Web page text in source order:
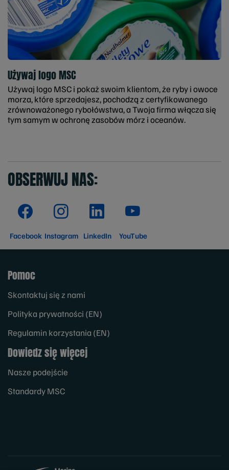
Używaj logo MSC
Używaj logo MSC i pokaż swoim klientom, że ryby i owoce
morza, które sprzedajesz, pochodzą z certyfikowanego
zrównoważonego rybołówstwa, a Twoja firma włącza się
tym samym w ochronę zasobów mórz i oceanów.
OBSERWUJ NAS:
Facebook Instagram LinkedIn YouTube
Pomoc
Skontaktuj się z nami
Polityka prywatności (EN)
Regulamin korzystania (EN)
Dowiedz się więcej
Nasze podejście
Standardy MSC